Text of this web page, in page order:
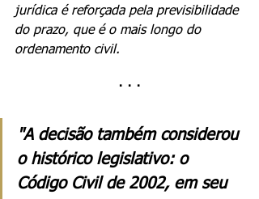
jurídica é reforçada pela previsibilidade
do prazo, que é o mais longo do
ordenamento civil.
· · ·
"A decisão também considerou
o histórico legislativo: o
Código Civil de 2002, em seu